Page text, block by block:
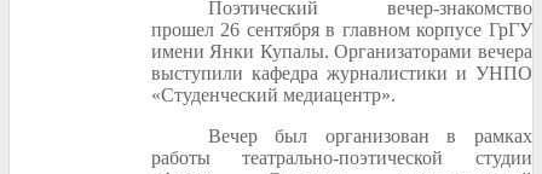
Поэтический вечер-знакомство
прошел 26 сентября в главном корпусе ГрГУ
имени Янки Купалы. Организаторами вечера
выступили кафедра журналистики и УНПО
«Студенческий медиацентр».
Вечер был организован в рамках
работы театрально-поэтической студии